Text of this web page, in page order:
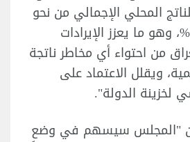
المحلي الإجمالي من نحو
35% إلى قرابة 55%، وهو ما يعزز الإيرادات
من احتواء أي مخاطر ناتجة
ويقلل الاعتماد على
لخزينة الدولة".
"المجلس سيسهم في وضع